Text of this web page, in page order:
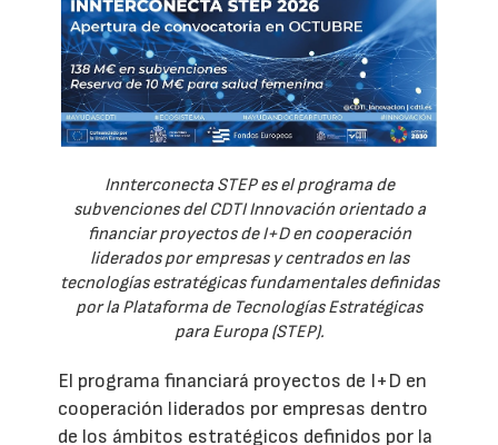
Innterconecta STEP es el programa de
subvenciones del CDTI Innovación orientado a
financiar proyectos de I+D en cooperación
liderados por empresas y centrados en las
tecnologías estratégicas fundamentales definidas
por la Plataforma de Tecnologías Estratégicas
para Europa (STEP).
El programa financiará proyectos de I+D en
cooperación liderados por empresas dentro
de los ámbitos estratégicos definidos por la